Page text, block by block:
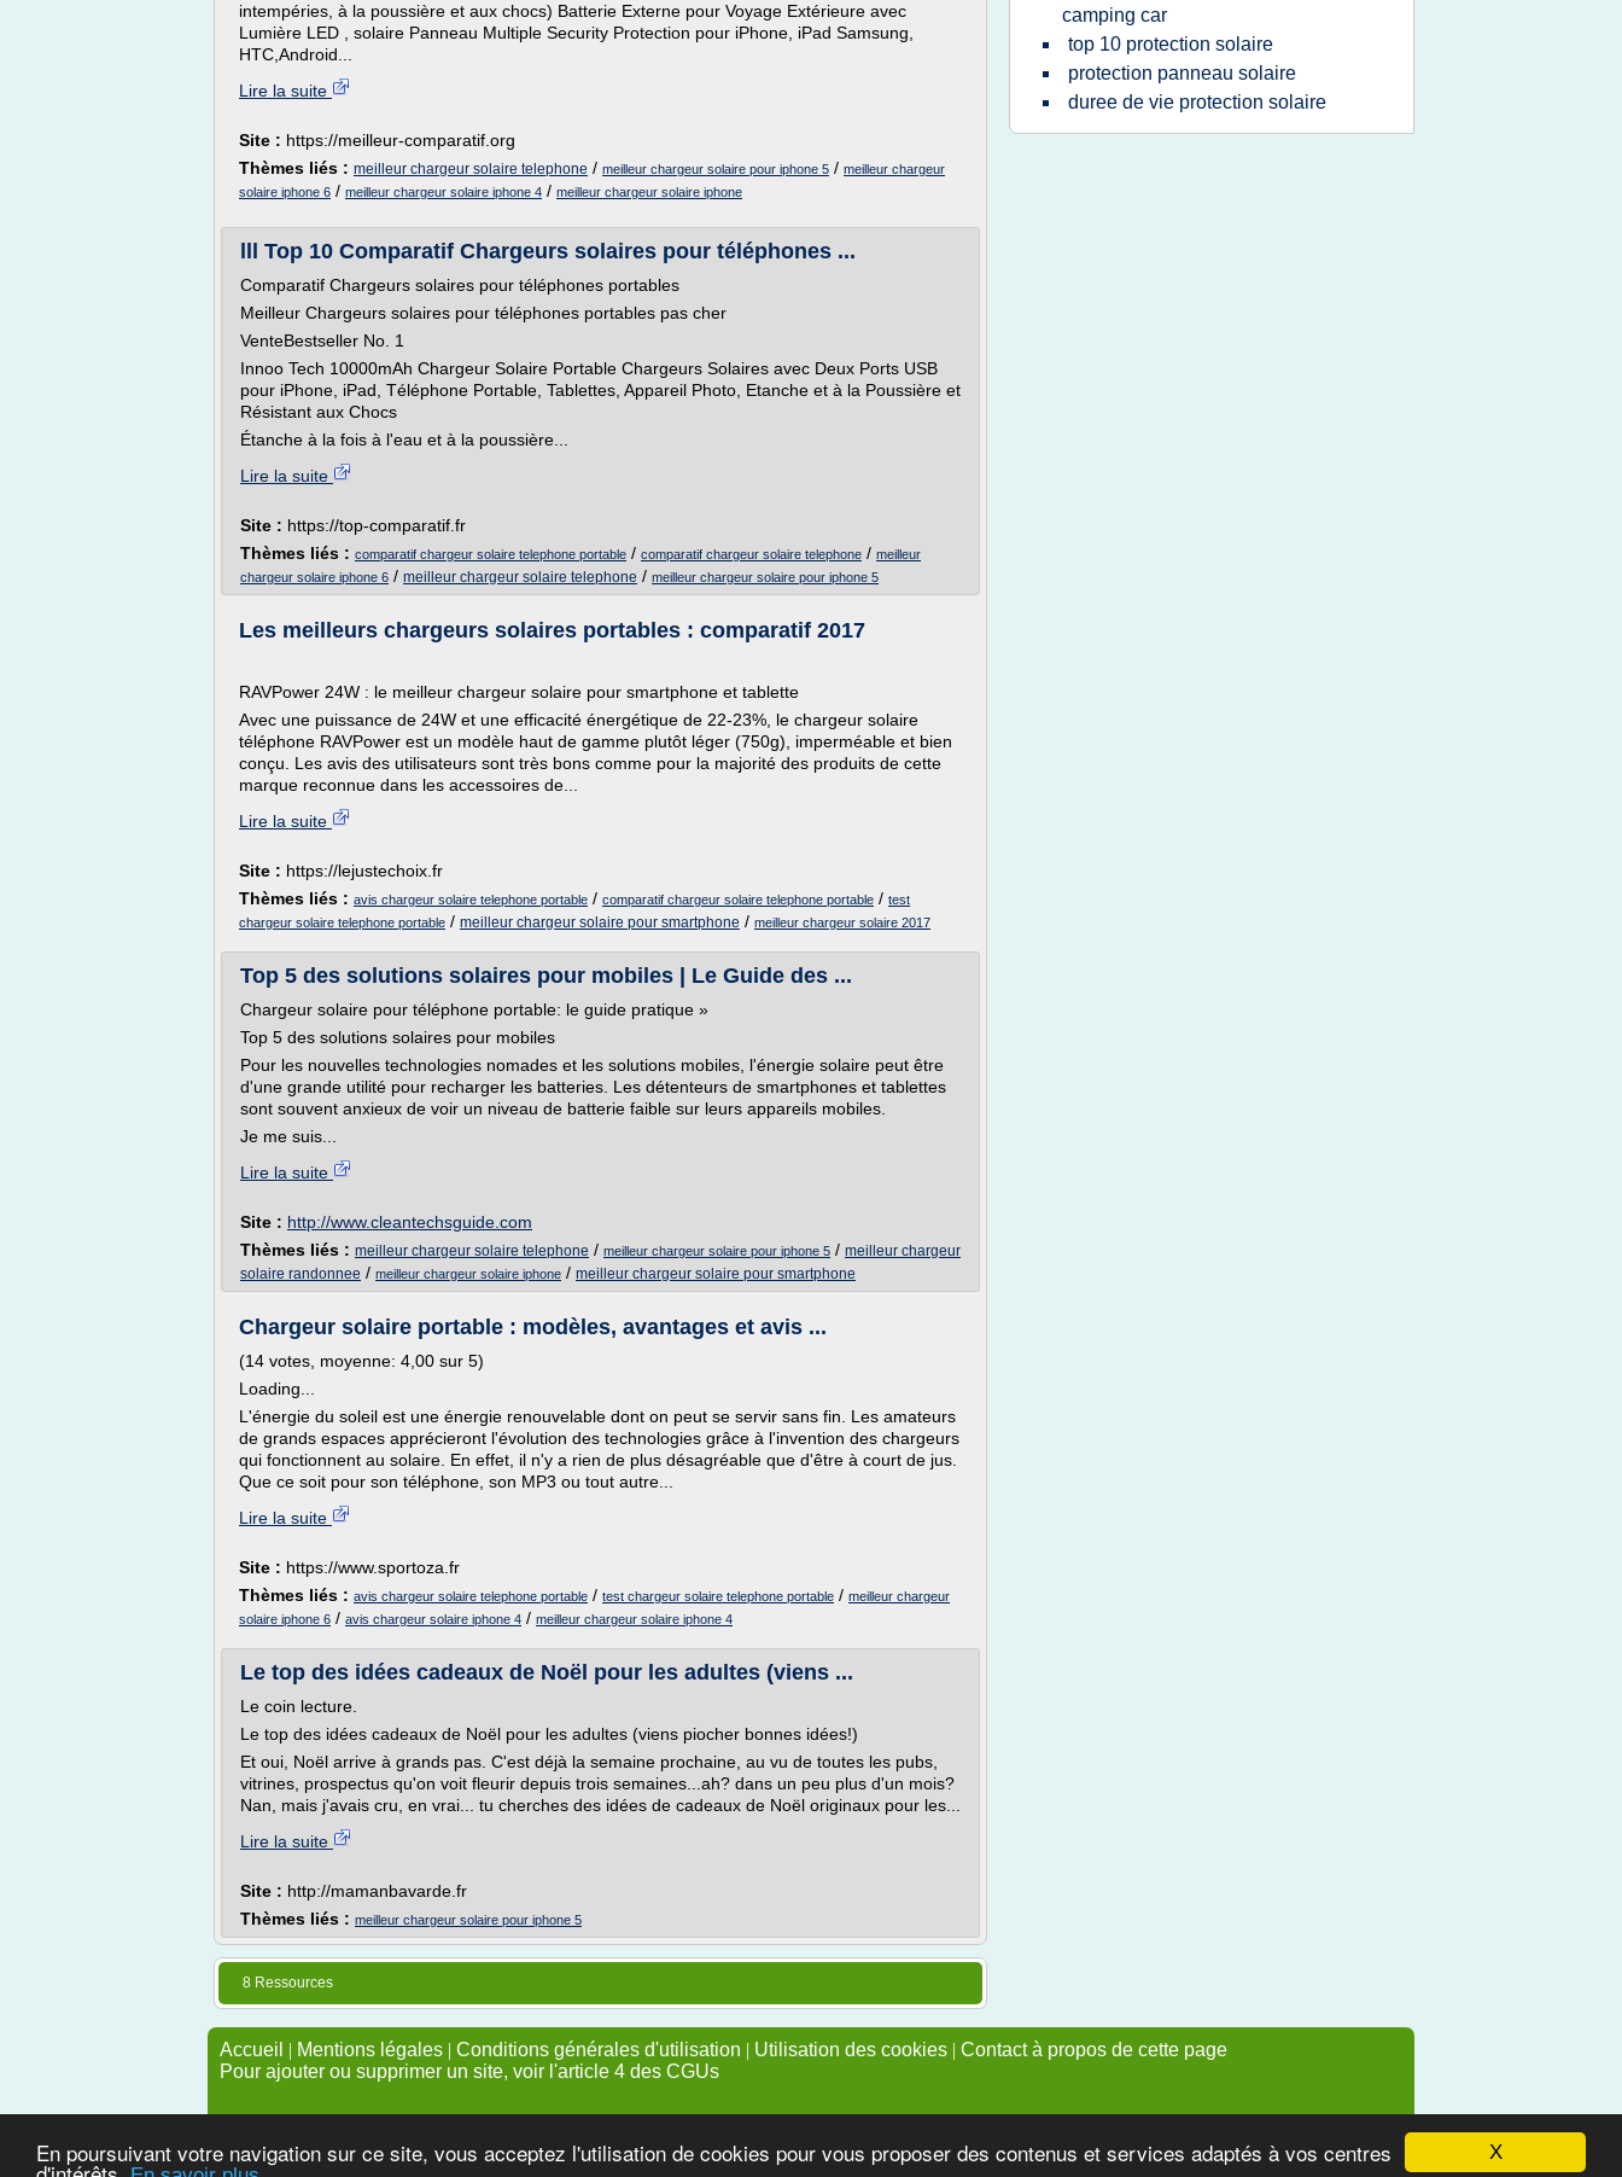
X
En poursuivant votre navigation sur ce site, vous acceptez l'utilisation de cookies pour vous proposer des contenus et services adaptés à vos centres
intempéries, à la poussière et aux chocs) Batterie Externe pour Voyage Extérieure avec
Lumière LED , solaire Panneau Multiple Security Protection pour iPhone, iPad Samsung,
HTC,Android...
Lire la suite
Site : https://meilleur-comparatif.org
Thèmes liés : meilleur chargeur solaire telephone / meilleur chargeur solaire pour iphone 5 / meilleur chargeur
solaire iphone 6 / meilleur chargeur solaire iphone 4 / meilleur chargeur solaire iphone
lll Top 10 Comparatif Chargeurs solaires pour téléphones ...
Comparatif Chargeurs solaires pour téléphones portables
Meilleur Chargeurs solaires pour téléphones portables pas cher
VenteBestseller No. 1
Innoo Tech 10000mAh Chargeur Solaire Portable Chargeurs Solaires avec Deux Ports USB
pour iPhone, iPad, Téléphone Portable, Tablettes, Appareil Photo, Etanche et à la Poussière et
Résistant aux Chocs
Étanche à la fois à l'eau et à la poussière...
Lire la suite
Site : https://top-comparatif.fr
Thèmes liés : comparatif chargeur solaire telephone portable / comparatif chargeur solaire telephone / meilleur
chargeur solaire iphone 6 / meilleur chargeur solaire telephone / meilleur chargeur solaire pour iphone 5
Les meilleurs chargeurs solaires portables : comparatif 2017
RAVPower 24W : le meilleur chargeur solaire pour smartphone et tablette
Avec une puissance de 24W et une efficacité énergétique de 22-23%, le chargeur solaire
téléphone RAVPower est un modèle haut de gamme plutôt léger (750g), imperméable et bien
conçu. Les avis des utilisateurs sont très bons comme pour la majorité des produits de cette
marque reconnue dans les accessoires de...
Lire la suite
Site : https://lejustechoix.fr
Thèmes liés : avis chargeur solaire telephone portable / comparatif chargeur solaire telephone portable / test
chargeur solaire telephone portable / meilleur chargeur solaire pour smartphone / meilleur chargeur solaire 2017
Top 5 des solutions solaires pour mobiles | Le Guide des ...
Chargeur solaire pour téléphone portable: le guide pratique »
Top 5 des solutions solaires pour mobiles
Pour les nouvelles technologies nomades et les solutions mobiles, l'énergie solaire peut être
d'une grande utilité pour recharger les batteries. Les détenteurs de smartphones et tablettes
sont souvent anxieux de voir un niveau de batterie faible sur leurs appareils mobiles.
Je me suis...
Lire la suite
Site : http://www.cleantechsguide.com
Thèmes liés : meilleur chargeur solaire telephone / meilleur chargeur solaire pour iphone 5 / meilleur chargeur
solaire randonnee / meilleur chargeur solaire iphone / meilleur chargeur solaire pour smartphone
Chargeur solaire portable : modèles, avantages et avis ...
(14 votes, moyenne: 4,00 sur 5)
Loading...
L'énergie du soleil est une énergie renouvelable dont on peut se servir sans fin. Les amateurs
de grands espaces apprécieront l'évolution des technologies grâce à l'invention des chargeurs
qui fonctionnent au solaire. En effet, il n'y a rien de plus désagréable que d'être à court de jus.
Que ce soit pour son téléphone, son MP3 ou tout autre...
Lire la suite
Site : https://www.sportoza.fr
Thèmes liés : avis chargeur solaire telephone portable / test chargeur solaire telephone portable / meilleur chargeur
solaire iphone 6 / avis chargeur solaire iphone 4 / meilleur chargeur solaire iphone 4
Le top des idées cadeaux de Noël pour les adultes (viens ...
Le coin lecture.
Le top des idées cadeaux de Noël pour les adultes (viens piocher bonnes idées!)
Et oui, Noël arrive à grands pas. C'est déjà la semaine prochaine, au vu de toutes les pubs,
vitrines, prospectus qu'on voit fleurir depuis trois semaines...ah? dans un peu plus d'un mois?
Nan, mais j'avais cru, en vrai... tu cherches des idées de cadeaux de Noël originaux pour les...
Lire la suite
Site : http://mamanbavarde.fr
Thèmes liés : meilleur chargeur solaire pour iphone 5
8 Ressources
camping car
top 10 protection solaire
protection panneau solaire
duree de vie protection solaire
Accueil | Mentions légales | Conditions générales d'utilisation | Utilisation des cookies | Contact à propos de cette page
Pour ajouter ou supprimer un site, voir l'article 4 des CGUs